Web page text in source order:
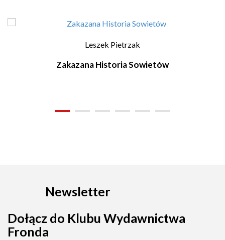
Leszek Pietrzak
Zakazana Historia Sowietów
Newsletter
Dołącz do Klubu Wydawnictwa
Fronda